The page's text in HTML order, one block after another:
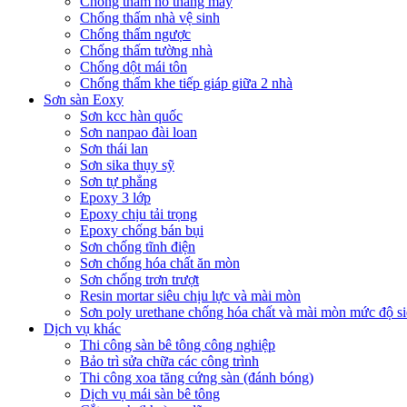
Chống thấm nhà vệ sinh
Chống thấm ngược
Chống thấm tường nhà
Chống dột mái tôn
Chống thấm khe tiếp giáp giữa 2 nhà
Sơn sàn Eoxy
Sơn kcc hàn quốc
Sơn nanpao đài loan
Sơn thái lan
Sơn sika thụy sỹ
Sơn tự phẳng
Epoxy 3 lớp
Epoxy chịu tải trọng
Epoxy chống bán bụi
Sơn chống tĩnh điện
Sơn chống hóa chất ăn mòn
Sơn chống trơn trượt
Resin mortar siêu chịu lực và mài mòn
Sơn poly urethane chống hóa chất và mài mòn mức độ
Dịch vụ khác
Thi công sàn bê tông công nghiệp
Bảo trì sửa chữa các công trình
Thi công xoa tăng cứng sàn (đánh bóng)
Dịch vụ mái sàn bê tông